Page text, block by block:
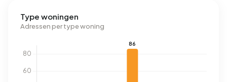
Type woningen
Adressen per type woning